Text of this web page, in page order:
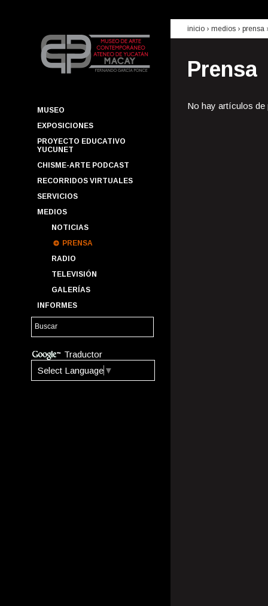
MUSEO
EXPOSICIONES
PROYECTO EDUCATIVO
YUCUNET
CHISME-ARTE PODCAST
RECORRIDOS VIRTUALES
SERVICIOS
MEDIOS
NOTICIAS
PRENSA
RADIO
TELEVISIÓN
GALERÍAS
INFORMES
Traductor
Select Language ▼
inicio › medios › prensa
Prensa
No hay artículos de